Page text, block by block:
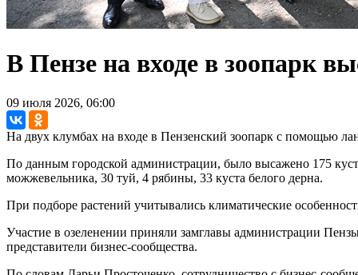
В Пензе на входе в зоопарк
09 июля 2026, 06:00
На двух клумбах на входе в Пензенский зоопарк с помощью
По данным городской администрации, было высажено 175
можжевельника, 30 туй, 4 рябины, 33 куста белого дерна.
При подборе растений учитывались климатические
Участие в озеленении приняли замглавы администрации
представители бизнес-сообщества.